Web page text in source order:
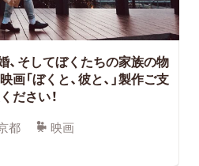
、そしてぼくたちの家族の物
「ぼくと、彼と、」製作ご支
ださい！
都 映画